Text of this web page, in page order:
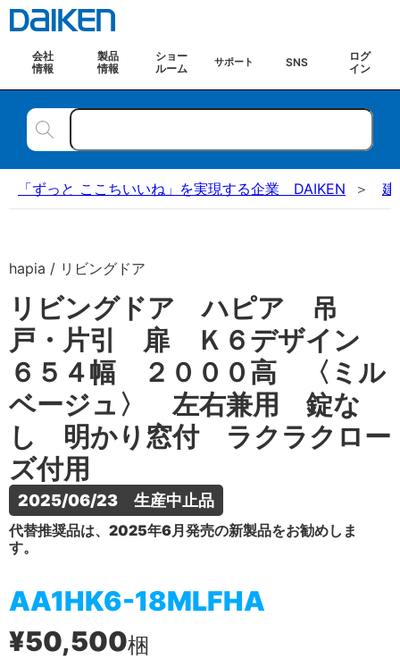
会社
情報
製品
情報
ショー
ルーム
サポート SNS
ログ
イン
「ずっと ここちいいね」を実現する企業 DAIKEN 建
hapia / リビングドア
リビングドア ハピア 吊
戸・片引 扉 Ｋ６デザイン
６５４幅 ２０００高 〈ミル
ベージュ〉 左右兼用 錠な
し 明かり窓付 ラクラクロー
ズ付用
2025/06/23　生産中止品
代替推奨品は、2025年6月発売の新製品をお勧めしま
す。
AA1HK6-18MLFHA
¥50,500梱